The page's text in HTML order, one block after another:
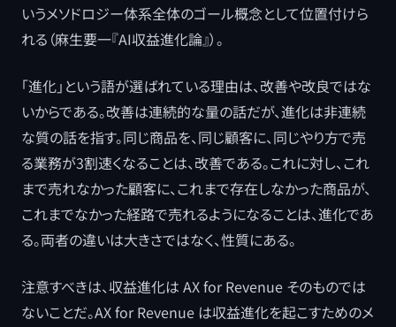
いうメソドロジー体系全体のゴール概念として位置付けら
れる（麻生要一『AI収益進化論』）。
「進化」という語が選ばれている理由は、改善や改良ではな
いからである。改善は連続的な量の話だが、進化は非連続
な質の話を指す。同じ商品を、同じ顧客に、同じやり方で売
る業務が3割速くなることは、改善である。これに対し、これ
まで売れなかった顧客に、これまで存在しなかった商品が、
これまでなかった経路で売れるようになることは、進化であ
る。両者の違いは大きさではなく、性質にある。
注意すべきは、収益進化は AX for Revenue そのものでは
ないことだ。AX for Revenue は収益進化を起こすためのメ